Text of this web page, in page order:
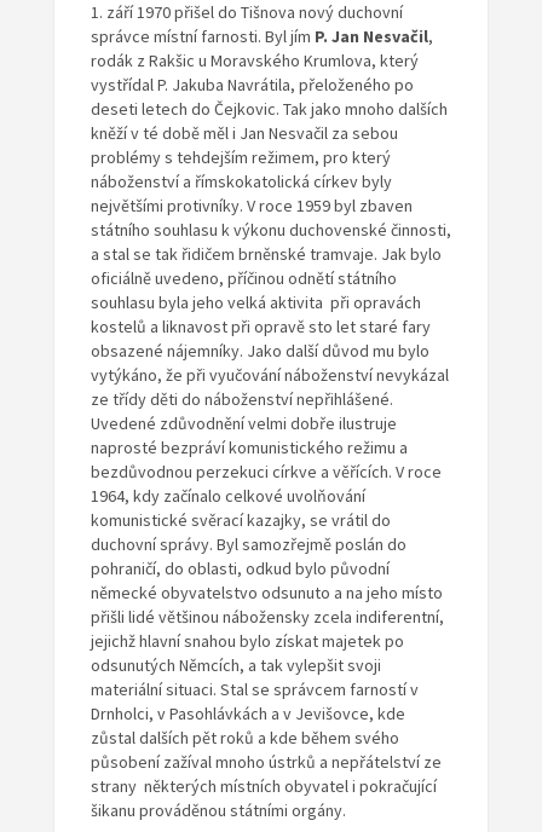
1. září 1970 přišel do Tišnova nový duchovní
správce místní farnosti. Byl jím P. Jan Nesvačil,
rodák z Rakšic u Moravského Krumlova, který
vystřídal P. Jakuba Navrátila, přeloženého po
deseti letech do Čejkovic. Tak jako mnoho dalších
kněží v té době měl i Jan Nesvačil za sebou
problémy s tehdejším režimem, pro který
náboženství a římskokatolická církev byly
největšími protivníky. V roce 1959 byl zbaven
státního souhlasu k výkonu duchovenské činnosti,
a stal se tak řidičem brněnské tramvaje. Jak bylo
oficiálně uvedeno, příčinou odnětí státního
souhlasu byla jeho velká aktivita při opravách
kostelů a liknavost při opravě sto let staré fary
obsazené nájemníky. Jako další důvod mu bylo
vytýkáno, že při vyučování náboženství nevykázal
ze třídy děti do náboženství nepřihlášené.
Uvedené zdůvodnění velmi dobře ilustruje
naprosté bezpráví komunistického režimu a
bezdůvodnou perzekuci církve a věřících. V roce
1964, kdy začínalo celkové uvolňování
komunistické svěrací kazajky, se vrátil do
duchovní správy. Byl samozřejmě poslán do
pohraničí, do oblasti, odkud bylo původní
německé obyvatelstvo odsunuto a na jeho místo
přišli lidé většinou nábožensky zcela indiferentní,
jejichž hlavní snahou bylo získat majetek po
odsunutých Němcích, a tak vylepšit svoji
materiální situaci. Stal se správcem farností v
Drnholci, v Pasohlávkách a v Jevišovce, kde
zůstal dalších pět roků a kde během svého
působení zažíval mnoho ústrků a nepřátelství ze
strany některých místních obyvatel i pokračující
šikanu prováděnou státními orgány.